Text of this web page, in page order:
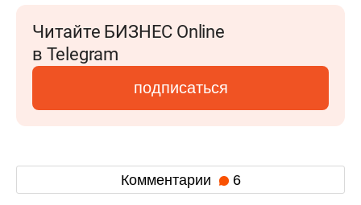
Читайте БИЗНЕС Online
в Telegram
подписаться
Комментарии 6